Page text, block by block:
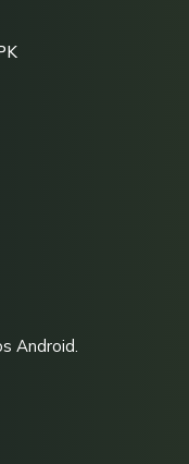
Android.